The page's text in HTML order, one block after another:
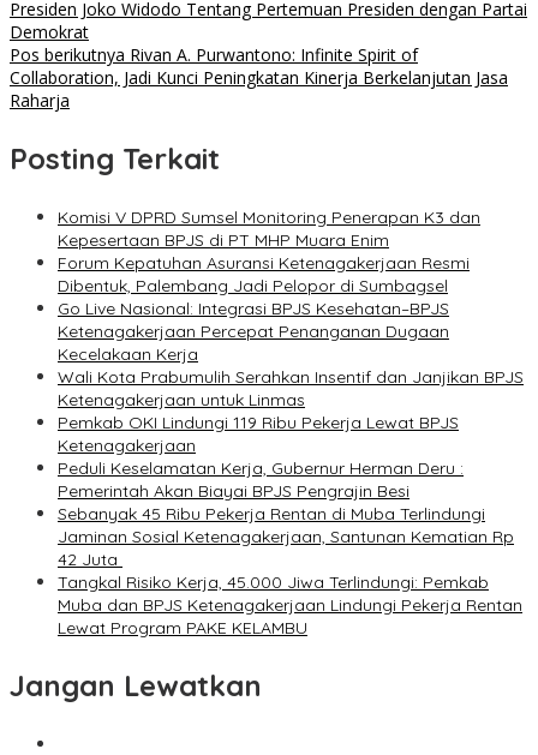
Presiden Joko Widodo Tentang Pertemuan Presiden dengan Partai
Demokrat
Pos berikutnya Rivan A. Purwantono: Infinite Spirit of
Collaboration, Jadi Kunci Peningkatan Kinerja Berkelanjutan Jasa
Raharja
Posting Terkait
Komisi V DPRD Sumsel Monitoring Penerapan K3 dan
Kepesertaan BPJS di PT MHP Muara Enim
Forum Kepatuhan Asuransi Ketenagakerjaan Resmi
Dibentuk, Palembang Jadi Pelopor di Sumbagsel
Go Live Nasional: Integrasi BPJS Kesehatan–BPJS
Ketenagakerjaan Percepat Penanganan Dugaan
Kecelakaan Kerja
Wali Kota Prabumulih Serahkan Insentif dan Janjikan BPJS
Ketenagakerjaan untuk Linmas
Pemkab OKI Lindungi 119 Ribu Pekerja Lewat BPJS
Ketenagakerjaan
Peduli Keselamatan Kerja, Gubernur Herman Deru :
Pemerintah Akan Biayai BPJS Pengrajin Besi
Sebanyak 45 Ribu Pekerja Rentan di Muba Terlindungi
Jaminan Sosial Ketenagakerjaan, Santunan Kematian Rp
42 Juta
Tangkal Risiko Kerja, 45.000 Jiwa Terlindungi: Pemkab
Muba dan BPJS Ketenagakerjaan Lindungi Pekerja Rentan
Lewat Program PAKE KELAMBU
Jangan Lewatkan